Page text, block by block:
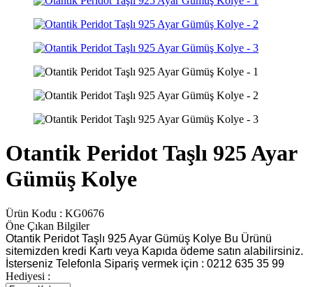
Otantik Peridot Taşlı 925 Ayar
Gümüş Kolye
Ürün Kodu : KG0676
Öne Çıkan Bilgiler
Otantik Peridot Taşlı 925 Ayar Gümüş Kolye Bu Ürünü
sitemizden kredi Kartı veya Kapıda ödeme satın alabilirsiniz.
İsterseniz Telefonla Sipariş vermek için : 0212 635 35 99
Hediyesi :